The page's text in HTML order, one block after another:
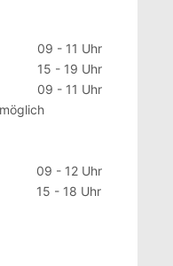
09 - 11 Uhr
15 - 19 Uhr
09 - 11 Uhr
09 - 12 Uhr
15 - 18 Uhr